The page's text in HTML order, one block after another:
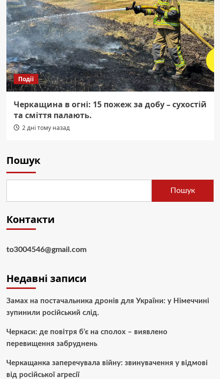
Події
Черкащина в огні: 15 пожеж за добу – сухостій
та сміття палають.
2 дні тому назад
Пошук
Пошук
Контакти
to3004546@gmail.com
Недавні записи
Замах на постачальника дронів для України: у Німеччині
зупинили російський слід.
Черкаси: де повітря б’є на сполох – виявлено
перевищення забруднень
Черкащанка заперечувала війну: звинувачення у відмові
від російської агресії